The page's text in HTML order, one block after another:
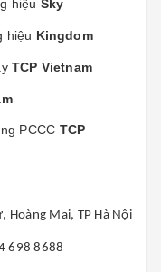
hiệu Sky
hiệu Kingdom
TCP Vietnam
PCCC TCP
Hoàng Mai, TP Hà Nội
698 8688